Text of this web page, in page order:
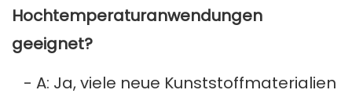
Hochtemperaturanwendungen
geeignet?
- A: Ja, viele neue Kunststoffmaterialien